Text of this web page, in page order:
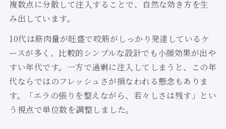
複数点に分散して注入することで、自然な効き方を生
み出しています。
10代は筋肉量が旺盛で咬筋がしっかり発達しているケ
ースが多く、比較的シンプルな設計でも小顔効果が出や
すい年代です。一方で過剰に注入してしまうと、この年
代ならではのフレッシュさが損なわれる懸念もありま
す。「エラの張りを整えながら、若々しさは残す」とい
う視点で単位数を調整しました。